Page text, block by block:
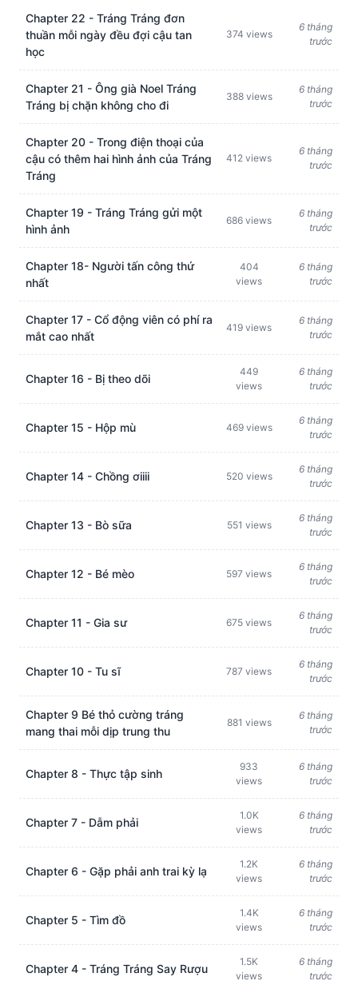
Chapter 22 - Tráng Tráng đơn
thuần mỗi ngày đều đợi cậu tan
học
374 views
6 tháng
trước
Chapter 21 - Ông già Noel Tráng
Tráng bị chặn không cho đi
388 views
6 tháng
trước
Chapter 20 - Trong điện thoại của
cậu có thêm hai hình ảnh của Tráng
Tráng
412 views
6 tháng
trước
Chapter 19 - Tráng Tráng gửi một
hình ảnh
686 views
6 tháng
trước
Chapter 18- Người tấn công thứ
nhất
404
views
6 tháng
trước
Chapter 17 - Cổ động viên có phí ra
mắt cao nhất
419 views
6 tháng
trước
Chapter 16 - Bị theo dõi
449
views
6 tháng
trước
Chapter 15 - Hộp mù 469 views
6 tháng
trước
Chapter 14 - Chồng ơiiii 520 views
6 tháng
trước
Chapter 13 - Bò sữa 551 views
6 tháng
trước
Chapter 12 - Bé mèo 597 views
6 tháng
trước
Chapter 11 - Gia sư 675 views
6 tháng
trước
Chapter 10 - Tu sĩ 787 views
6 tháng
trước
Chapter 9 Bé thỏ cường tráng
mang thai mỗi dịp trung thu
881 views
6 tháng
trước
Chapter 8 - Thực tập sinh
933
views
6 tháng
trước
Chapter 7 - Dẫm phải
1.0K
views
6 tháng
trước
Chapter 6 - Gặp phải anh trai kỳ lạ
1.2K
views
6 tháng
trước
Chapter 5 - Tìm đồ
1.4K
views
6 tháng
trước
Chapter 4 - Tráng Tráng Say Rượu
1.5K
views
6 tháng
trước